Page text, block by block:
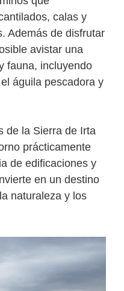
calas y
Además de disfrutar
avistar una
fauna, incluyendo
águila pescadora y
de la Sierra de Irta
prácticamente
de edificaciones y
en un destino
naturaleza y los